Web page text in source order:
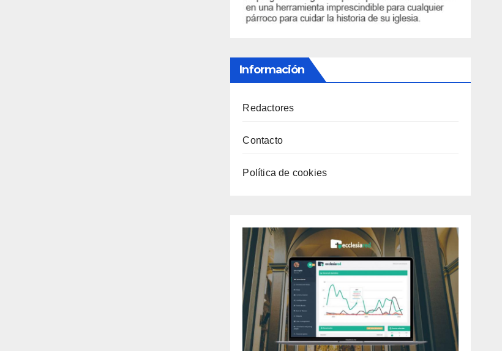
Información
Redactores
Contacto
Política de cookies